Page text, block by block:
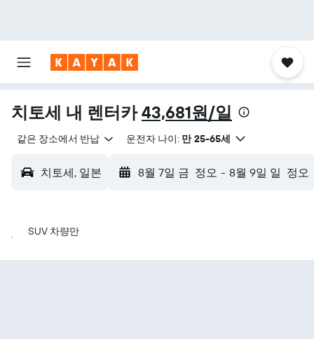
치토세 내 렌터카43,681원/일
같은 장소에서 반납 운전자 나이: 만 25-65세
치토세, 일본 8월 7일 금 정오 - 8월 9일 일 정오
SUV 차량만